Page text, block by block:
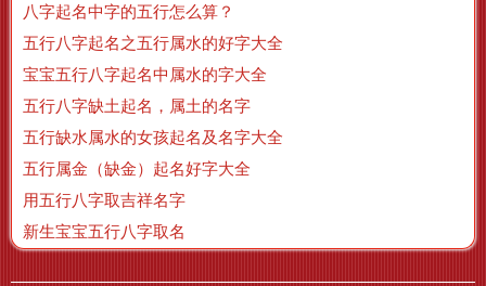
八字起名中字的五行怎么算？
五行八字起名之五行属水的好字大全
宝宝五行八字起名中属水的字大全
五行八字缺土起名，属土的名字
五行缺水属水的女孩起名及名字大全
五行属金（缺金）起名好字大全
用五行八字取吉祥名字
新生宝宝五行八字取名